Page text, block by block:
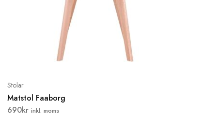
Stolar
Matstol Faaborg
690kr inkl. moms